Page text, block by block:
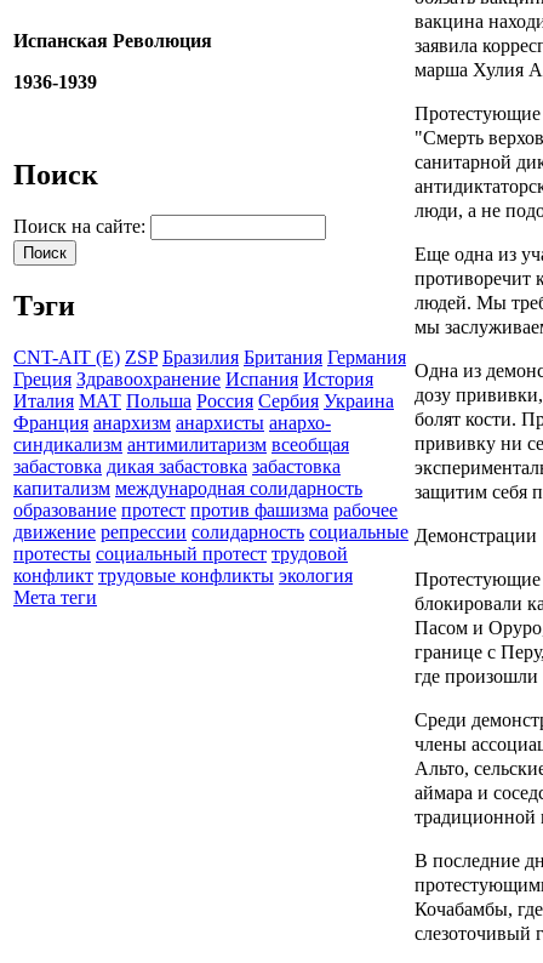
Испанская Революция
1936-1939
Поиск
Поиск на сайте:
Тэги
CNT-AIT (E) ZSP Бразилия Британия Германия
Греция Здравоохранение Испания История
Италия МАТ Польша Россия Сербия Украина
Франция анархизм анархисты анархо-
синдикализм антимилитаризм всеобщая
забастовка дикая забастовка забастовка
капитализм международная солидарность
образование протест против фашизма рабочее
движение репрессии солидарность социальные
протесты социальный протест трудовой
конфликт трудовые конфликты экология
Мета теги
вакцина
заявила
марша Хулия
Протестующие
"Смерть
санитарной
люди, а не
Еще одна из
противоречит
людей. Мы
мы
Одна из
дозу
болят кости.
прививку ни
защитим себя
Демонстрации
блокировали
Пасом и
границе с
где
Среди
члены
Альто,
аймара и
В последние
Кочабамбы,
слезоточивый